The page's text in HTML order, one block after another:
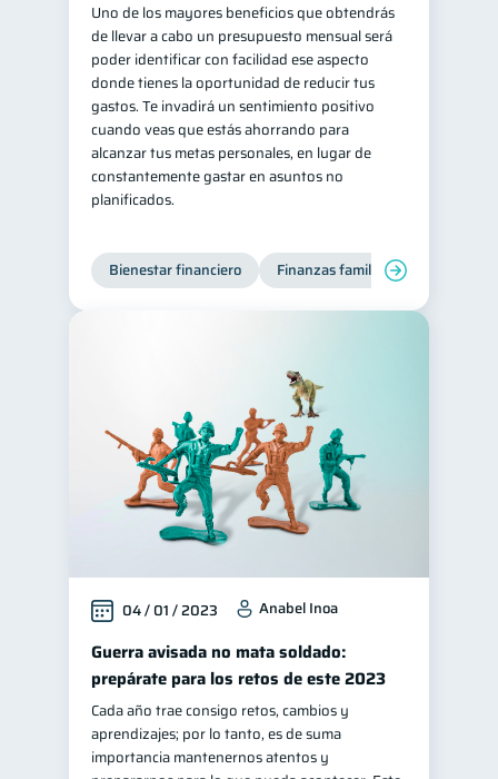
Uno de los mayores beneficios que obtendrás
de llevar a cabo un presupuesto mensual será
poder identificar con facilidad ese aspecto
donde tienes la oportunidad de reducir tus
gastos. Te invadirá un sentimiento positivo
cuando veas que estás ahorrando para
alcanzar tus metas personales, en lugar de
constantemente gastar en asuntos no
planificados.
Bienestar financiero Finanzas familiares
04 / 01 / 2023 Anabel Inoa
Guerra avisada no mata soldado:
prepárate para los retos de este 2023
Cada año trae consigo retos, cambios y
aprendizajes; por lo tanto, es de suma
importancia mantenernos atentos y